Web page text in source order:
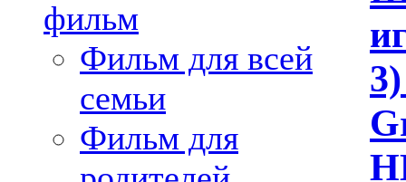
фильм
Фильм для всей
семьи
Фильм для